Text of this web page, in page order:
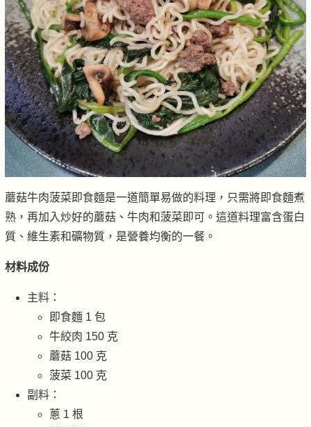
蘑菇牛肉菠菜即食麵是一道簡單易做的料理，只需將即食麵煮
熟，再加入炒好的蘑菇、牛肉和菠菜即可。這道料理富含蛋白
質、維生素和礦物質，是營養均衡的一餐。
材料成份
主料：
即食麵 1 包
牛絞肉 150 克
蘑菇 100 克
菠菜 100 克
副料：
蔥 1 根